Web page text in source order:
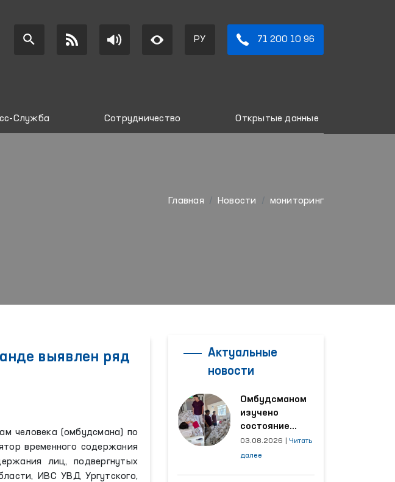
РУ 71 200 10 96
Служба Сотрудничество Открытые данные
Главная Новости мониторинг
выявлен ряд
человека (омбудсмана) по
временного содержания
лиц, подвергнутых
ИВС УВД Ургутского,
Актуальные
новости
Омбудсманом
изучено
состояние
женщины,
пострадавшей от
03.08.2026
Читать
далее